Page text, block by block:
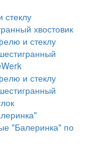
хвостовик
и стеклу
и стеклу
"Балеринка" по